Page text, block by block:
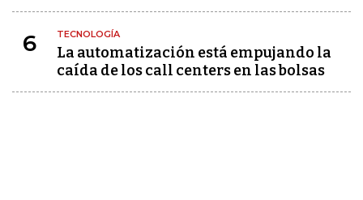
6 TECNOLOGÍA
La automatización está empujando la
caída de los call centers en las bolsas